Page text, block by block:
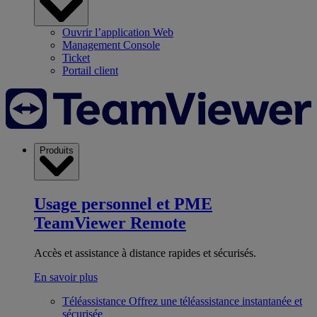
Ouvrir l’application Web
Management Console
Ticket
Portail client
Produits
Usage personnel et PME
TeamViewer Remote
Accès et assistance à distance rapides et sécurisés.
En savoir plus
Téléassistance Offrez une téléassistance instantanée et
sécurisée